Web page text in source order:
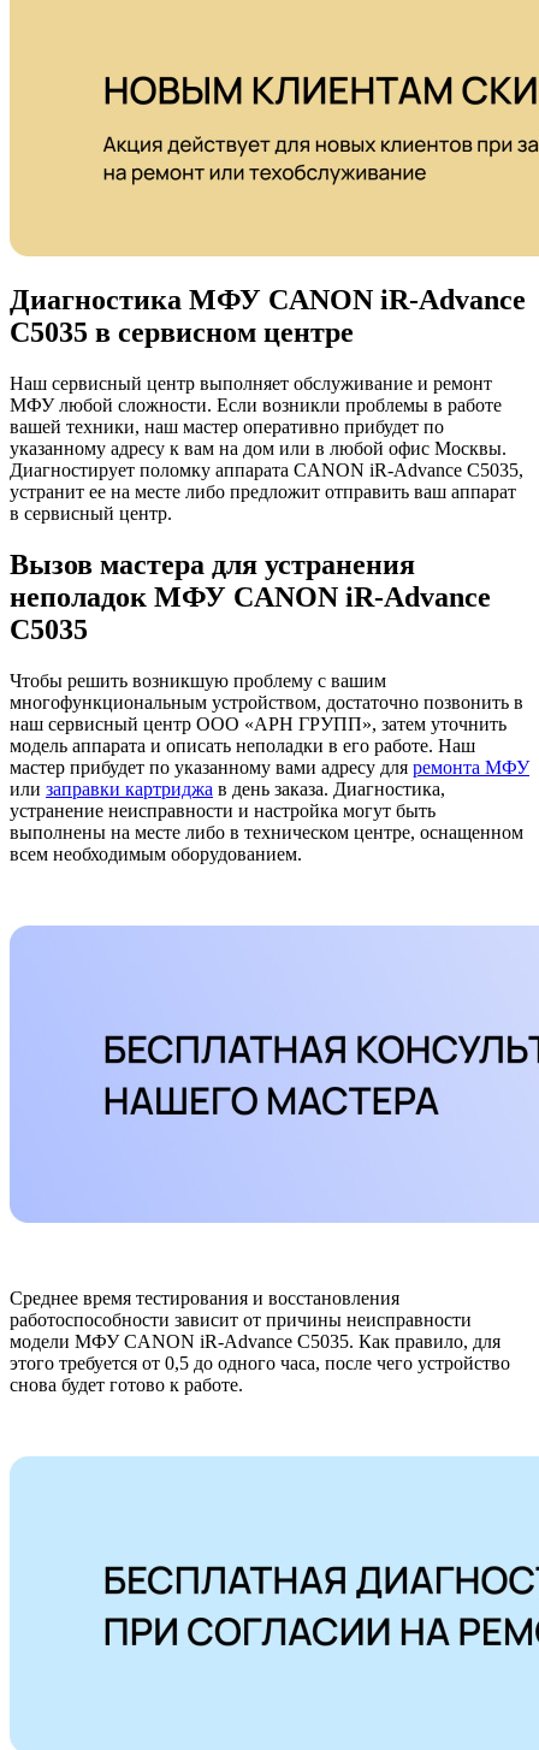
Диагностика МФУ CANON iR-Advance
C5035 в сервисном центре
Наш сервисный центр выполняет обслуживание и ремонт
МФУ любой сложности. Если возникли проблемы в работе
вашей техники, наш мастер оперативно прибудет по
указанному адресу к вам на дом или в любой офис Москвы.
Диагностирует поломку аппарата CANON iR-Advance C5035,
устранит ее на месте либо предложит отправить ваш аппарат
в сервисный центр.
Вызов мастера для устранения
неполадок МФУ CANON iR-Advance
C5035
Чтобы решить возникшую проблему с вашим
многофункциональным устройством, достаточно позвонить в
наш сервисный центр ООО «АРН ГРУПП», затем уточнить
модель аппарата и описать неполадки в его работе. Наш
мастер прибудет по указанному вами адресу для ремонта МФУ
или заправки картриджа в день заказа. Диагностика,
устранение неисправности и настройка могут быть
выполнены на месте либо в техническом центре, оснащенном
всем необходимым оборудованием.
Среднее время тестирования и восстановления
работоспособности зависит от причины неисправности
модели МФУ CANON iR-Advance C5035. Как правило, для
этого требуется от 0,5 до одного часа, после чего устройство
снова будет готово к работе.